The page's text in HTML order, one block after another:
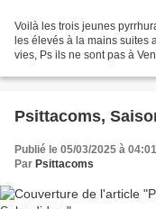
Voilà les trois jeunes
les élevés à la mains suites
vies, Ps ils ne sont pas à
Psittacoms,
Publié le 05/03/2025 à 04:01
Par Psittacoms